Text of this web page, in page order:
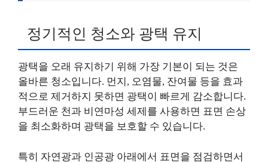
정기적인 청소와 광택 유지
광택을 오래 유지하기 위해 가장 기본이 되는 것은
올바른 청소입니다. 먼지, 오염물, 잔여물 등을 효과
적으로 제거하지 못하면 광택이 빠르게 감소합니다.
부드러운 천과 비연마성 세제를 사용하면 표면 손상
을 최소화하며 광택을 보호할 수 있습니다.
특히 자연광과 인공광 아래에서 표면을 점검하면서